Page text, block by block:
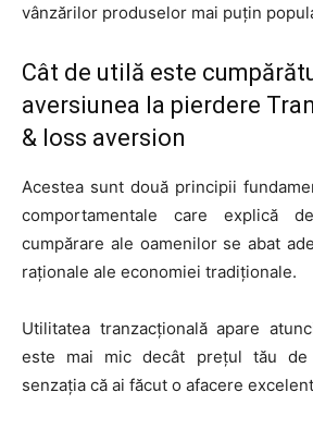
vânzărilor produselor mai puțin
Cât de utilă este
aversiunea la pierdere
& loss aversion
Acestea sunt două principii
comportamentale care explică
cumpărare ale oamenilor se abat
raționale ale economiei tradiționale.
Utilitatea tranzacțională apare
este mai mic decât prețul tău de
senzația că ai făcut o afacere